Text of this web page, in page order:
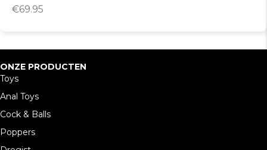
€69.95
ONZE PRODUCTEN
Toys
Anal Toys
Cock & Balls
Poppers